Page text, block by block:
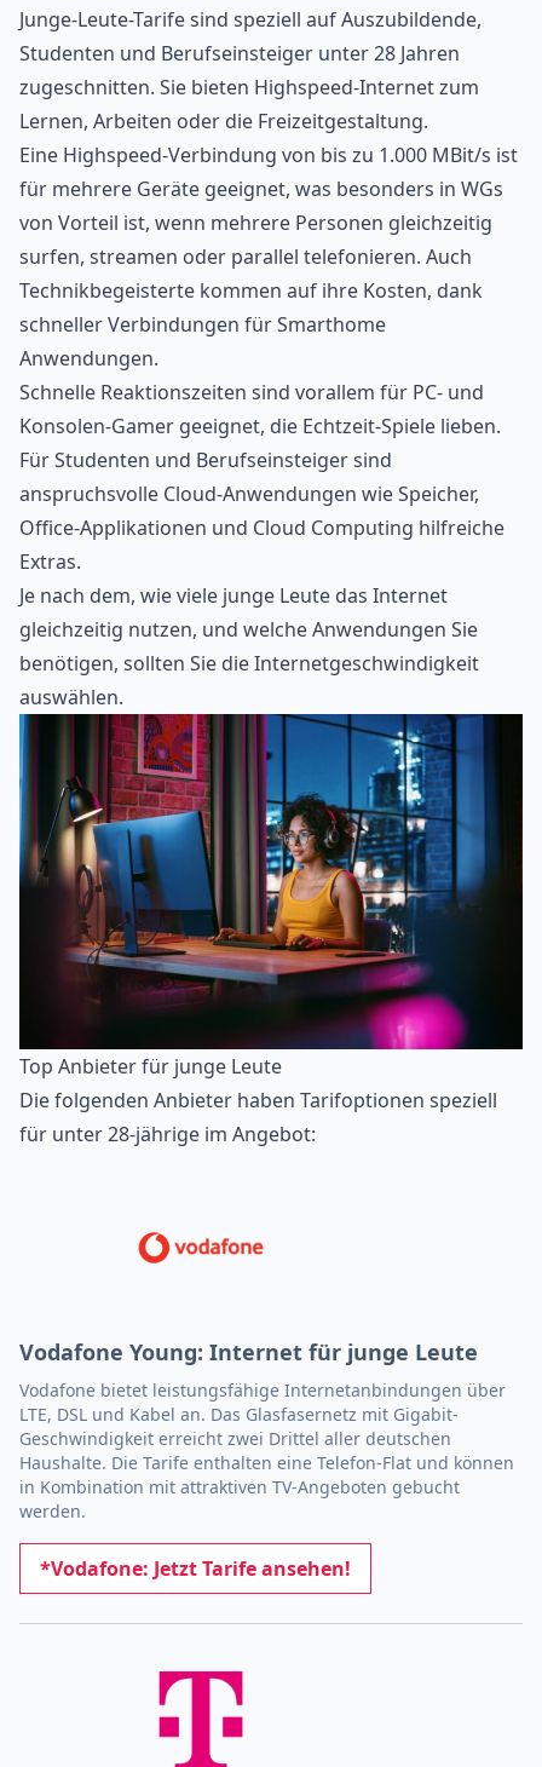
Junge-Leute-Tarife sind speziell auf Auszubildende,
Studenten und Berufseinsteiger unter 28 Jahren
zugeschnitten. Sie bieten Highspeed-Internet zum
Lernen, Arbeiten oder die Freizeitgestaltung.
Eine Highspeed-Verbindung von bis zu 1.000 MBit/s ist
für mehrere Geräte geeignet, was besonders in WGs
von Vorteil ist, wenn mehrere Personen gleichzeitig
surfen, streamen oder parallel telefonieren. Auch
Technikbegeisterte kommen auf ihre Kosten, dank
schneller Verbindungen für Smarthome
Anwendungen.
Schnelle Reaktionszeiten sind vorallem für PC- und
Konsolen-Gamer geeignet, die Echtzeit-Spiele lieben.
FürStudenten und Berufseinsteiger sind
anspruchsvolle Cloud-Anwendungen wie Speicher,
Office-Applikationen und Cloud Computing hilfreiche
Extras.
Je nach dem, wie viele junge Leute das Internet
gleichzeitig nutzen, und welche Anwendungen Sie
benötigen, sollten Sie dieInternetgeschwindigkeit
auswählen.
Top Anbieter für junge Leute
Die folgenden Anbieter haben Tarifoptionen speziell
für unter 28-jährige im Angebot:
Vodafone Young: Internet für junge Leute
Vodafone bietet leistungsfähige Internetanbindungen über
LTE, DSL und Kabel an. Das Glasfasernetz mit Gigabit-
Geschwindigkeit erreicht zwei Drittel aller deutschen
Haushalte. Die Tarife enthalten eine Telefon-Flat und können
in Kombination mit attraktiven TV-Angeboten gebucht
werden.
*Vodafone: Jetzt Tarife ansehen!